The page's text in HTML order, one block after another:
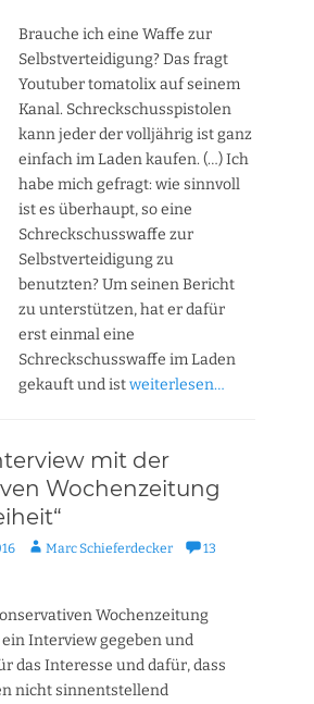
Brauche ich eine Waffe zur
Selbstverteidigung? Das fragt
Youtuber tomatolix auf seinem
Kanal. Schreckschusspistolen
kann jeder der volljährig ist ganz
einfach im Laden kaufen. (…) Ich
habe mich gefragt: wie sinnvoll
ist es überhaupt, so eine
Schreckschusswaffe zur
Selbstverteidigung zu
benutzten? Um seinen Bericht
zu unterstützen, hat er dafür
erst einmal eine
Schreckschusswaffe im Laden
gekauft und istweiterlesen…
mit der
Wochenzeitung
AutorMarc Schieferdecker
13
Wochenzeitung
ein Interview gegeben und
das Interesse und dafür, dass
nicht sinnentstellend